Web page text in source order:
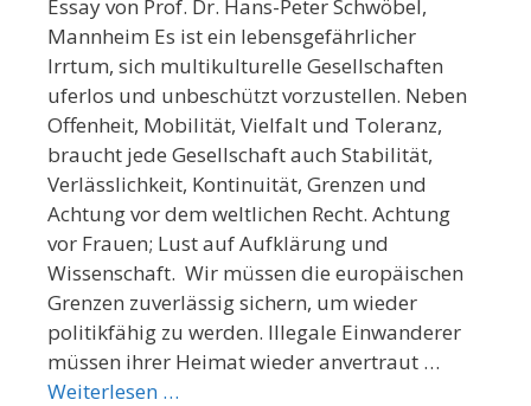
Essay von Prof. Dr. Hans-Peter Schwöbel,
Mannheim Es ist ein lebensgefährlicher
Irrtum, sich multikulturelle Gesellschaften
uferlos und unbeschützt vorzustellen. Neben
Offenheit, Mobilität, Vielfalt und Toleranz,
braucht jede Gesellschaft auch Stabilität,
Verlässlichkeit, Kontinuität, Grenzen und
Achtung vor dem weltlichen Recht. Achtung
vor Frauen; Lust auf Aufklärung und
Wissenschaft. Wir müssen die europäischen
Grenzen zuverlässig sichern, um wieder
politikfähig zu werden. Illegale Einwanderer
müssen ihrer Heimat wieder anvertraut …
Weiterlesen …